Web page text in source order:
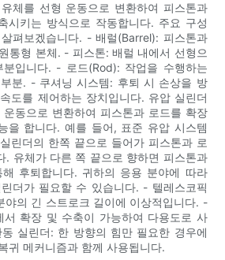
체를 선형 운동으로 변환하여 피스톤과
시키는 방식으로 작동합니다. 주요 구성
펴보겠습니다. - 배럴(Barrel): 피스톤과
통형 본체. - 피스톤: 배럴 내에서 선형으
입니다. - 로드(Rod): 작업을 수행하는
분. - 쿠셔닝 시스템: 후퇴 시 손상을 방
도를 제어하는 ​​장치입니다. 유압 실린더
동으로 변환하여 피스톤과 로드를 확장
을 합니다. 예를 들어, 표준 유압 시스템
린더의 한쪽 끝으로 들어가 피스톤과 로
. 유체가 다른 쪽 끝으로 향하면 피스톤과
후퇴합니다. 귀하의 응용 분야에 따라
더가 필요할 수 있습니다. - 텔레스코픽
야의 긴 스트로크 길이에 이상적입니다. -
서 확장 및 수축이 가능하여 다용도로 사
실린더: 한 방향의 힘만 필요한 경우에
귀 메커니즘과 함께 사용됩니다.